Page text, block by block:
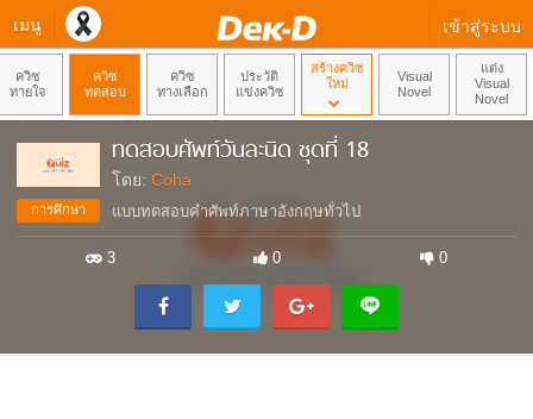
เมนู เข้าสู่ระบบ
ควิซ
ทายใจ
ควิซ
ทดสอบ
ควิซ
ทางเลือก
ประวัติ
แข่งควิซ
สร้างควิซ
ใหม่
Visual
Novel
แต่ง
Visual
Novel
การศึกษา
ทดสอบศัพท์วันละนิด ชุดที่ 18
โดย: Coha
แบบทดสอบคำศัพท์ภาษาอังกฤษทั่วไป
3 0 0